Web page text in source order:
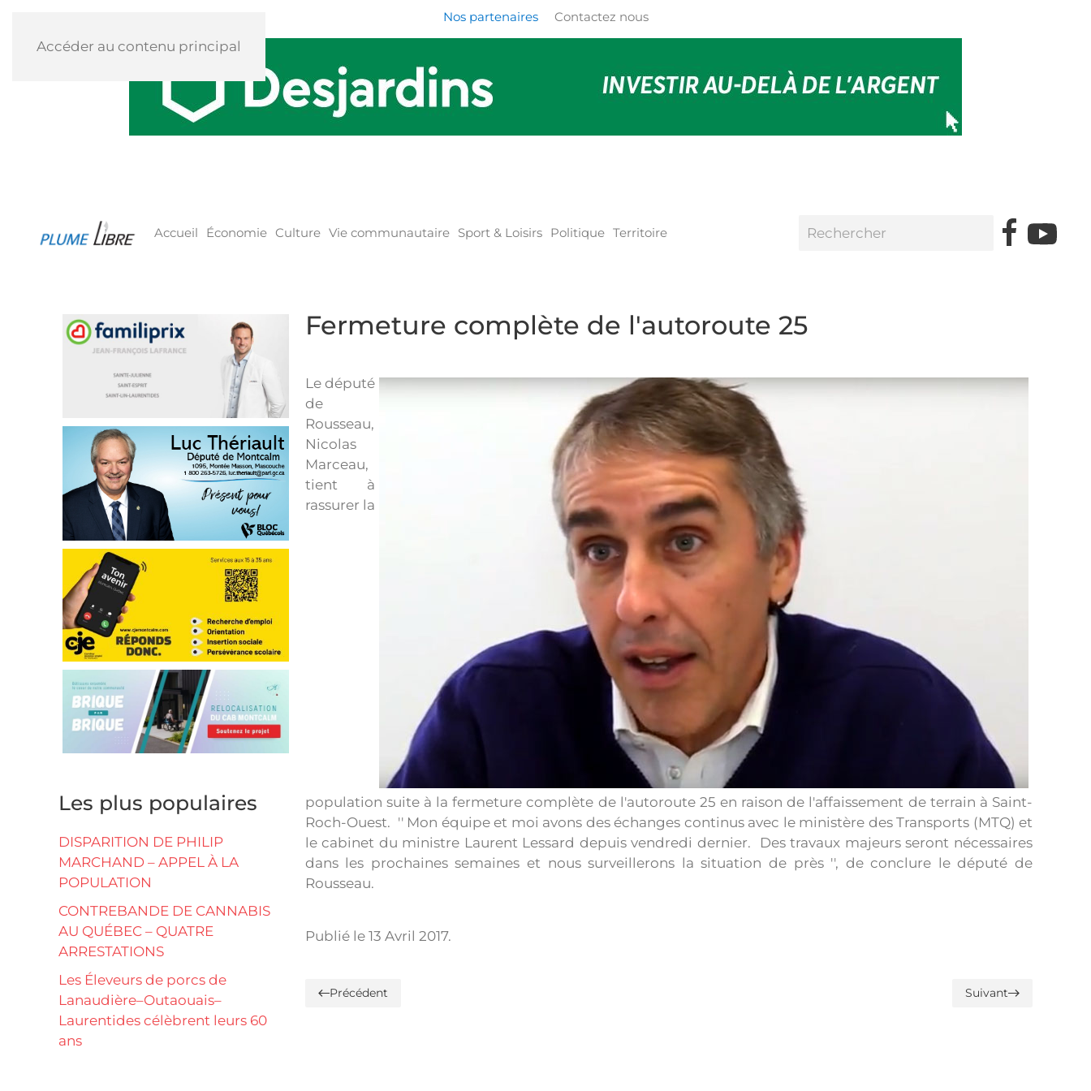
Accéder au contenu principal
Nos partenaires Contactez nous
Accueil Économie Culture Vie communautaire Sport & Loisirs Politique Territoire
Fermeture complète de l'autoroute 25
Le député
de
Rousseau,
Nicolas
Marceau,
tient à
rassurer la
population suite à la fermeture complète de l'autoroute 25 en raison de l'affaissement de terrain à Saint-
Roch-Ouest. '' Mon équipe et moi avons des échanges continus avec le ministère des Transports (MTQ) et
le cabinet du ministre Laurent Lessard depuis vendredi dernier. Des travaux majeurs seront nécessaires
dans les prochaines semaines et nous surveillerons la situation de près '', de conclure le député de
Rousseau.
Publié le 13 Avril 2017.
Précédent Suivant
Les plus populaires
DISPARITION DE PHILIP
MARCHAND – APPEL À LA
POPULATION
CONTREBANDE DE CANNABIS
AU QUÉBEC – QUATRE
ARRESTATIONS
Les Éleveurs de porcs de
Lanaudière–Outaouais–
Laurentides célèbrent leurs 60
ans